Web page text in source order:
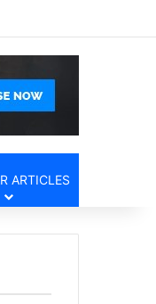
ARTICLES